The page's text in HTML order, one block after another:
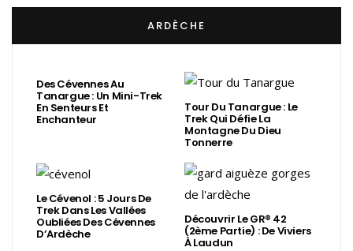
ARDÈCHE
Des Cévennes Au
Tanargue : Un Mini-Trek
En Senteurs Et
Enchanteur
Tour Du Tanargue : Le
Trek Qui Défie La
Montagne Du Dieu
Tonnerre
Le Cévenol : 5 Jours De
Trek Dans Les Vallées
Oubliées Des Cévennes
D’Ardèche
Découvrir Le GR® 42
(2ème Partie) : De Viviers
À Laudun